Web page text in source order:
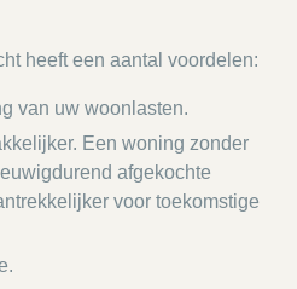
heeft een aantal voordelen:
van uw woonlasten.
Een woning zonder
afgekochte
voor toekomstige